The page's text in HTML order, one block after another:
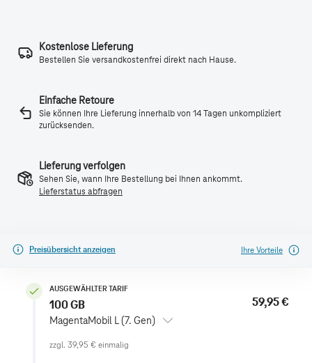
Kostenlose Lieferung
Bestellen Sie versandkostenfrei direkt nach Hause.
Einfache Retoure
Sie können Ihre Lieferung innerhalb von 14 Tagen unkompliziert
zurücksenden.
Lieferung verfolgen
Sehen Sie, wann Ihre Bestellung bei Ihnen ankommt.
Lieferstatus abfragen
Preisübersicht anzeigen Ihre Vorteile
AUSGEWÄHLTER TARIF
100 GB
MagentaMobil L (7. Gen)
59,95 €
zzgl. 39,95 € einmalig